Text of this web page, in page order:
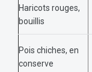
Haricots rouges,
bouillis
Pois chiches, en
conserve